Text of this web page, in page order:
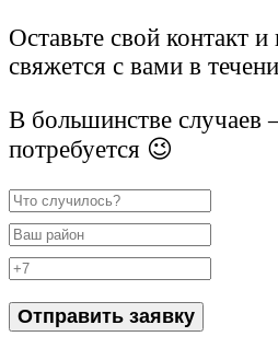
Оставьте свой контакт
свяжется с вами в
В большинстве
потребуется 😉
Отправить заявку